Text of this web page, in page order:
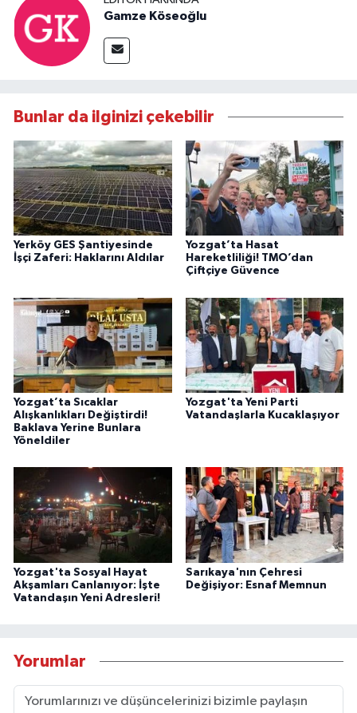
Gamze Köseoğlu
Bunlar da ilginizi çekebilir
Yerköy GES Şantiyesinde
İşçi Zaferi: Haklarını Aldılar
Yozgat’ta Hasat
Hareketliliği! TMO’dan
Çiftçiye Güvence
Yozgat’ta Sıcaklar
Alışkanlıkları Değiştirdi!
Baklava Yerine Bunlara
Yöneldiler
Yozgat'ta Yeni Parti
Vatandaşlarla Kucaklaşıyor
Yozgat'ta Sosyal Hayat
Akşamları Canlanıyor: İşte
Vatandaşın Yeni Adresleri!
Sarıkaya'nın Çehresi
Değişiyor: Esnaf Memnun
Yorumlar